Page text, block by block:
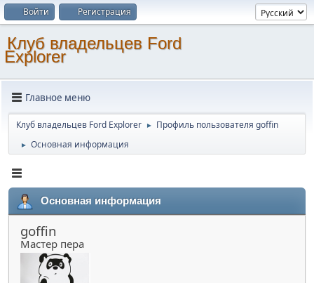
Войти Регистрация
Клуб владельцев Ford
Explorer
Главное меню
Клуб владельцев Ford Explorer ► Профиль пользователя goffin
► Основная информация
Основная информация
goffin
Мастер пера